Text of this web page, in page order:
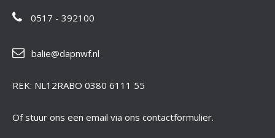
0517 - 392100
balie@dapnwf.nl
REK: NL12RABO 0380 6111 55
Of stuur ons een email via ons contactformulier.